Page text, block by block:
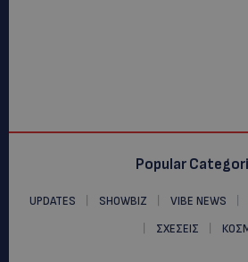
Popular
UPDATES SHOWBIZ VIBE NEWS
ΣΧΕΣΕΙΣ